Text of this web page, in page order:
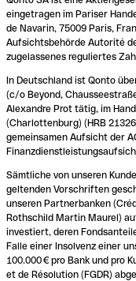
eingetragen im Pariser
de Navarin, 75009 Paris,
Aufsichtsbehörde Autorité
zugelassenes reguliertes
In Deutschland ist Qonto
(c/o Beyond,
Alexandre Prot tätig, im
(Charlottenburg) (HRB
gemeinsamen Aufsicht der
Sämtliche von unseren
geltenden Vorschriften
unseren Partnerbanken
Rothschild Martin Maurel)
investiert, deren
Falle einer Insolvenz einer
100.000 € pro Bank und pro
et de Résolution (FGDR)